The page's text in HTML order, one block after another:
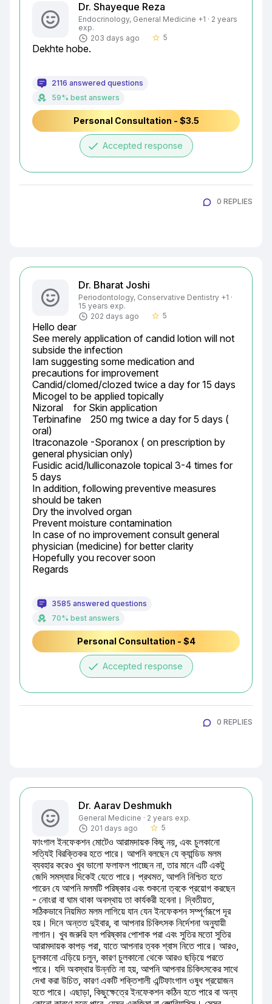
Dr. Shayeque Reza
Endocrinology, General Medicine +1 · 2 years
exp.
203 days ago
star_border 5
Dekhte hobe.
2116 answered questions
59% best answers
Personal Consultation - $3.5
done Accepted response
0 REPLIES
Dr. Bharat Joshi
Periodontology, Conservative Dentistry +1 ·
15 years exp.
202 days ago
star_border 5
Hello dear
See merely application of candid lotion will not
subside the infection
Iam suggesting some medication and
precautions for improvement
Candid/clomed/clozed twice a day for 15 days
Micogel to be applied topically
Nizoral	 for Skin application
Terbinafine	250 mg twice a day for 5 days (
oral)
Itraconazole	-Sporanox ( on prescription by
general physician only)
Fusidic acid/lulliconazole topical 3-4 times for
5 days
In addition, following preventive measures
should be taken
Dry the involved organ
Prevent moisture contamination
In case of no improvement consult general
physician (medicine) for better clarity
Hopefully you recover soon
Regards
3585 answered questions
70% best answers
Personal Consultation - $4
done Accepted response
0 REPLIES
Dr. Aarav Deshmukh
General Medicine · 2 years exp.
201 days ago
star_border 5
ফাংগাল ইনফেকশন মোটেও আরামদায়ক কিছু নয়, এবং চুলকানো
সত্যিই বিরক্তিকর হতে পারে। আপনি বলছেন যে ক্যান্ডিড মলম
ব্যবহার করেও খুব ভালো ফলাফল পাচ্ছেন না, তার মানে এটি একটু
জেদি সমস্যার দিকেই যেতে পারে। প্রথমত, আপনি নিশ্চিত হতে
পারেন যে আপনি মলমটি পরিষ্কার এবং শুকনো ত্বকে প্রয়োগ করছেন
- নোংরা বা ঘাম থাকা অবস্থায় তা কার্যকরী হবেনা। দ্বিতীয়ত,
সঠিকভাবে নিয়মিত মলম লাগিয়ে যান যেন ইনফেকশন সম্পূর্ণরূপে দূর
হয়। দিনে অন্তত দুইবার, বা আপনার চিকিৎসক নির্দেশনা অনুযায়ী
লাগান। খুব জরুরি হল পরিষ্কার পোশাক পরা এবং সুতির মতো সুতির
আরামদায়ক কাপড় পরা, যাতে আপনার ত্বক শ্বাস নিতে পারে। আরও,
চুলকানো এড়িয়ে চলুন, কারণ চুলকানো থেকে আরও ছড়িয়ে পরতে
পারে। যদি অবস্থার উন্নতি না হয়, আপনি আপনার চিকিৎসকের সাথে
দেখা করা উচিত, কারণ একটি শক্তিশালী এন্টিফাংগাল ওষুধ প্রয়োজন
হতে পারে। এছাড়া, কিছুক্ষেত্রে ইনফেকশন কঠিন হতে পারে বা অন্য